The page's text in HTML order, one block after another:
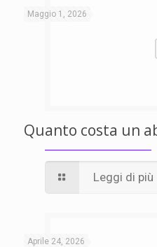
Maggio 1, 2026
Quanto costa un
Leggi di più
Aprile 24, 2026